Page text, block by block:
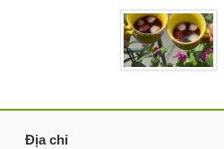
Địa chỉ